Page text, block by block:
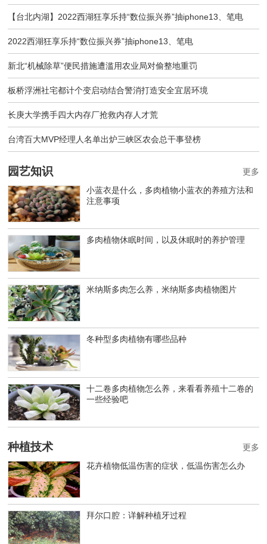
【台北内湖】2022西湖狂享乐持“数位振兴券”抽iphone13、笔电
2022西湖狂享乐持“数位振兴券”抽iphone13、笔电
新北“机械除草”便民措施遭滥用农业局对偷整地重罚
板桥浮洲社宅都计个变启动结合警消打造安全宜居环境
长庚大学携手四大内存厂抢救内存人才荒
台湾百大MVP经理人名单出炉三峡区农会总干事登榜
园艺知识
小蓝衣是什么，多肉植物小蓝衣的养殖方法和
注意事项
多肉植物休眠时间，以及休眠时的养护管理
米纳斯多肉怎么养，米纳斯多肉植物图片
冬种型多肉植物有哪些品种
十二卷多肉植物怎么养，来看看养殖十二卷的
一些经验吧
更多
种植技术
花卉植物低温伤害的症状，低温伤害怎么办
拜尔口腔：详解种植牙过程
更多